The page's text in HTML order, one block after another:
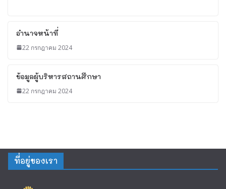
อำนาจหน้าที่
22 กรกฎาคม 2024
ข้อมูลผู้บริหารสถานศึกษา
22 กรกฎาคม 2024
ที่อยู่ของเรา